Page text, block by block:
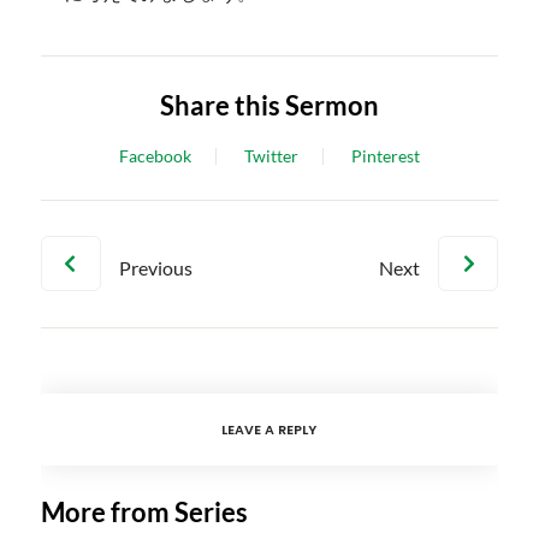
Share this Sermon
Facebook Twitter Pinterest
Previous Next
LEAVE A REPLY
More from Series